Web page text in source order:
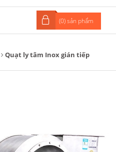
(0) sản phẩm
Quạt ly tâm Inox gián tiếp